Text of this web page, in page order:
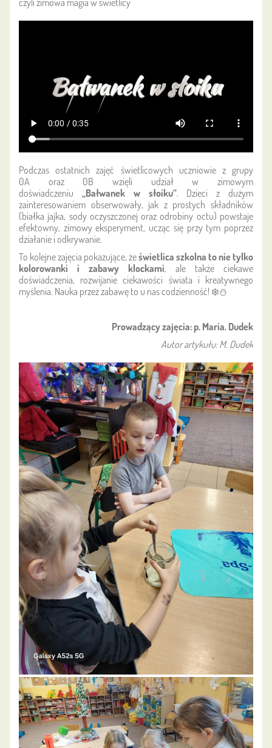
Podczas ostatnich zajęć świetlicowych uczniowie z grupy
0A oraz 0B wzięli udział w zimowym
doświadczeniu „Bałwanek w słoiku”. Dzieci z dużym
zainteresowaniem obserwowały, jak z prostych składników
(białka jajka, sody oczyszczonej oraz odrobiny octu) powstaje
efektowny, zimowy eksperyment, ucząc się przy tym poprzez
działanie i odkrywanie.
To kolejne zajęcia pokazujące, żeświetlica szkolna to nie tylko
kolorowanki i zabawy klockami, ale także ciekawe
doświadczenia, rozwijanie ciekawości świata i kreatywnego
myślenia. Nauka przez zabawę to u nas codzienność! ❄️⛄
Prowadzący zajęcia: p. Maria. Dudek
Autor artykułu: M. Dudek